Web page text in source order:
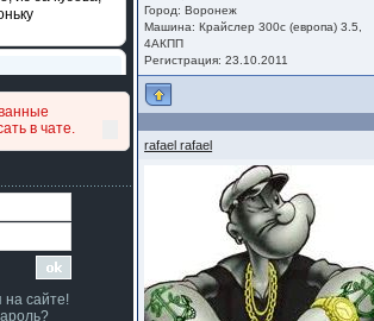
бензиновой и
По фото
спасибо
в чате.
на сайте!
Город: Воронеж
Машина: Крайслер 300с (европа) 3.5,
4АКПП
Регистрация: 23.10.2011
rafael rafael